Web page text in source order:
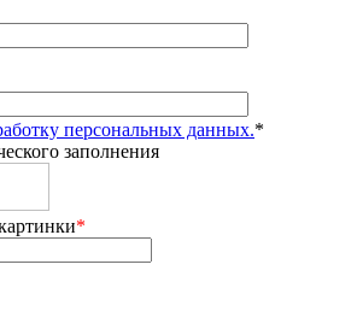
персональных данных.*
заполнения
*